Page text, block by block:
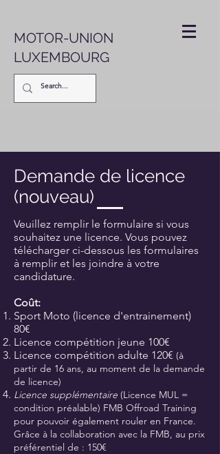
MOTOR-UNION
LUXEMBOURG
Demande de licence
(nouveau)
Veuillez remplir le formulaire si vous
souhaitez une licence. Vous pouvez
télécharger ci-dessous les formulaires
à remplir et les joindre à votre
candidature.
Coût:
Sport Moto (licence d'entrainement)
80€
Licence compétition jeune 100€
Licence compétition adulte 120€ (à
partir de 16 ans, au moment de la demande
de licence)
Licence supplémentaire (Licence MUL =
condition préalable) FMB Offroad Training
pour pouvoir également rouler en France.
Grâce à la collaboration avec la FMB, au prix
préférentiel de : 150€